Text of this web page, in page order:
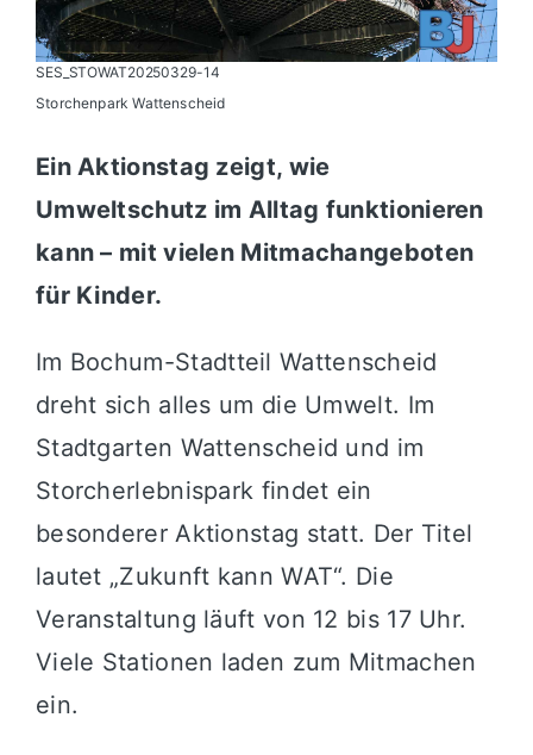
SES_STOWAT20250329-14
Storchenpark Wattenscheid
Ein Aktionstag zeigt, wie
Umweltschutz im Alltag funktionieren
kann – mit vielen Mitmachangeboten
für Kinder.
Im Bochum-Stadtteil Wattenscheid
dreht sich alles um die Umwelt. Im
Stadtgarten Wattenscheid und im
Storcherlebnispark findet ein
besonderer Aktionstag statt. Der Titel
lautet „Zukunft kann WAT“. Die
Veranstaltung läuft von 12 bis 17 Uhr.
Viele Stationen laden zum Mitmachen
ein.